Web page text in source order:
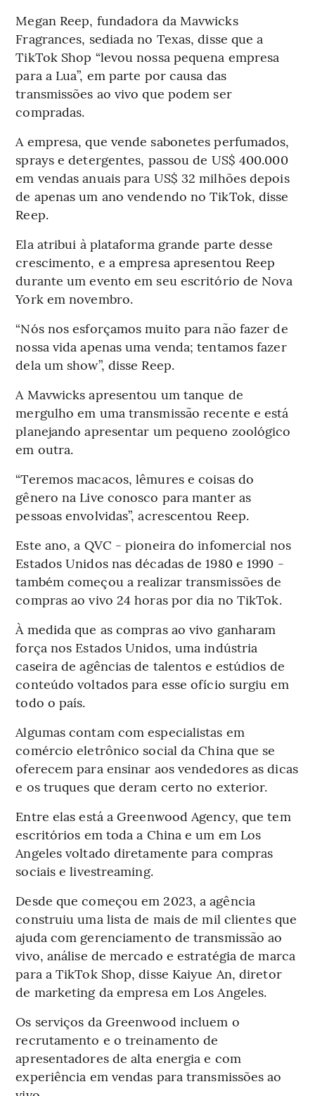
Megan Reep, fundadora da Mavwicks
Fragrances, sediada no Texas, disse que a
TikTok Shop “levou nossa pequena empresa
para a Lua”, em parte por causa das
transmissões ao vivo que podem ser
compradas.
A empresa, que vende sabonetes perfumados,
sprays e detergentes, passou de US$ 400.000
em vendas anuais para US$ 32 milhões depois
de apenas um ano vendendo no TikTok, disse
Reep.
Ela atribui à plataforma grande parte desse
crescimento, e a empresa apresentou Reep
durante um evento em seu escritório de Nova
York em novembro.
“Nós nos esforçamos muito para não fazer de
nossa vida apenas uma venda; tentamos fazer
dela um show”, disse Reep.
A Mavwicks apresentou um tanque de
mergulho em uma transmissão recente e está
planejando apresentar um pequeno zoológico
em outra.
“Teremos macacos, lêmures e coisas do
gênero na Live conosco para manter as
pessoas envolvidas”, acrescentou Reep.
Este ano, a QVC - pioneira do infomercial nos
Estados Unidos nas décadas de 1980 e 1990 -
também começou a realizar transmissões de
compras ao vivo 24 horas por dia no TikTok.
À medida que as compras ao vivo ganharam
força nos Estados Unidos, uma indústria
caseira de agências de talentos e estúdios de
conteúdo voltados para esse ofício surgiu em
todo o país.
Algumas contam com especialistas em
comércio eletrônico social da China que se
oferecem para ensinar aos vendedores as dicas
e os truques que deram certo no exterior.
Entre elas está a Greenwood Agency, que tem
escritórios em toda a China e um em Los
Angeles voltado diretamente para compras
sociais e livestreaming.
Desde que começou em 2023, a agência
construiu uma lista de mais de mil clientes que
ajuda com gerenciamento de transmissão ao
vivo, análise de mercado e estratégia de marca
para a TikTok Shop, disse Kaiyue An, diretor
de marketing da empresa em Los Angeles.
Os serviços da Greenwood incluem o
recrutamento e o treinamento de
apresentadores de alta energia e com
experiência em vendas para transmissões ao